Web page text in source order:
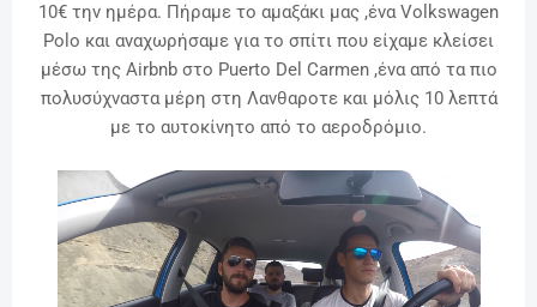
10€ την ημέρα. Πήραμε το αμαξάκι μας ,ένα Volkswagen
Polo και αναχωρήσαμε για το σπίτι που είχαμε κλείσει
μέσω της Airbnb στο Puerto Del Carmen ,ένα από τα πιο
πολυσύχναστα μέρη στη Λανθαροτε και μόλις 10 λεπτά
με το αυτοκίνητο από το αεροδρόμιο.